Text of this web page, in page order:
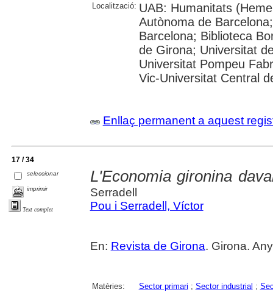
Localització: UAB: Humanitats
Autònoma de
Barcelona; Biblioteca
de Girona; Universitat
Universitat Pompeu
Vic-Universitat Central
Enllaç permanent a aquest
17 / 34
seleccionar
imprimir
Text complet
L'Economia gironina
Serradell
Pou i Serradell, Víctor
En: Revista de Girona. Girona.
Matèries: Sector primari ; Sector industrial ;